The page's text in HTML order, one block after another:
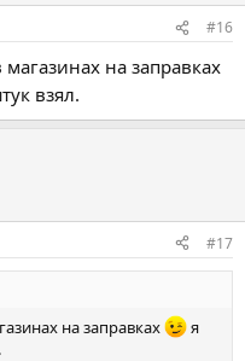
#16
на заправках
взял.
#17
на заправках
я